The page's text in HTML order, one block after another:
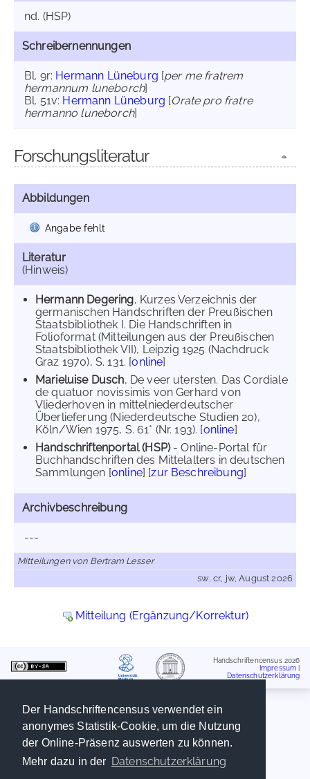
Der Handschriftencensus verwendet ein
anonymes Statistik-Cookie, um die Nutzung
der Online-Präsenz auswerten zu können.
Mehr dazu in der Datenschutzerklärung
nd. (HSP)
Schreibernennungen
Bl. 9r: Hermann Lüneburg [per me fratrem
hermannum luneborch]
Bl. 51v: Hermann Lüneburg [Orate pro fratre
hermanno luneborch]
Forschungsliteratur
Abbildungen
Angabe fehlt
Literatur
(Hinweis)
Hermann Degering, Kurzes Verzeichnis der
germanischen Handschriften der Preußischen
Staatsbibliothek I. Die Handschriften in
Folioformat (Mitteilungen aus der Preußischen
Staatsbibliothek VII), Leipzig 1925 (Nachdruck
Graz 1970), S. 131. [online]
Marieluise Dusch, De veer utersten. Das Cordiale
de quatuor novissimis von Gerhard von
Vliederhoven in mittelniederdeutscher
Überlieferung (Niederdeutsche Studien 20),
Köln/Wien 1975, S. 61* (Nr. 193). [online]
Handschriftenportal (HSP)- Online-Portal für
Buchhandschriften des Mittelalters in deutschen
Sammlungen [online] [zur Beschreibung]
Archivbeschreibung
---
Mitteilungen von Bertram Lesser
sw, cr, jw, August 2026
Mitteilung (Ergänzung/Korrektur)
Handschriftencensus 2026
Impressum
Datenschutzerklärung